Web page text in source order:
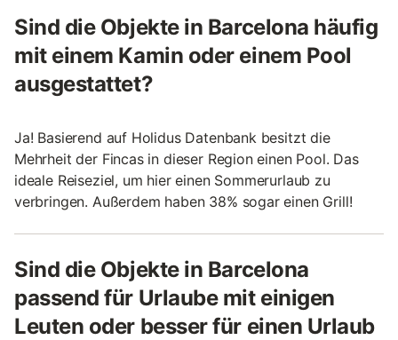
Sind die Objekte in Barcelona häufig
mit einem Kamin oder einem Pool
ausgestattet?
Ja! Basierend auf Holidus Datenbank besitzt die
Mehrheit der Fincas in dieser Region einen Pool. Das
ideale Reiseziel, um hier einen Sommerurlaub zu
verbringen. Außerdem haben 38% sogar einen Grill!
Sind die Objekte in Barcelona
passend für Urlaube mit einigen
Leuten oder besser für einen Urlaub